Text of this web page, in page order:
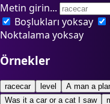
Metin girin...
Boşlukları yoksay
Noktalama yoksay
Örnekler
racecar level
A man a
Was it a car or a cat I saw